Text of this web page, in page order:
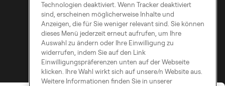
Technologien deaktiviert. Wenn Tracker deaktiviert
sind, erscheinen möglicherweise Inhalte und
Anzeigen, die für Sie weniger relevant sind. Sie können
dieses Menü jederzeit erneut aufrufen, um Ihre
Auswahl zu ändern oder Ihre Einwilligung zu
widerrufen, indem Sie auf den Link
Einwilligungspräferenzen unten auf der Webseite
klicken. Ihre Wahl wirkt sich auf unsere/n Website aus.
Weitere Informationen finden Sie in unserer